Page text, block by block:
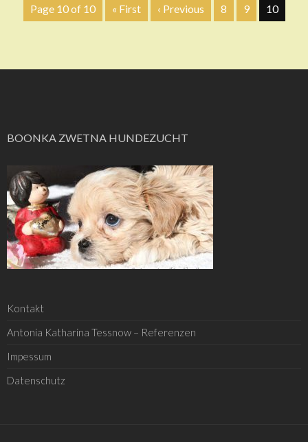
Page 10 of 10 « First ‹ Previous 8 9 10
BOONKA ZWETNA HUNDEZUCHT
Kontakt
Antonia Katharina Tessnow – Referenzen
Impessum
Datenschutz